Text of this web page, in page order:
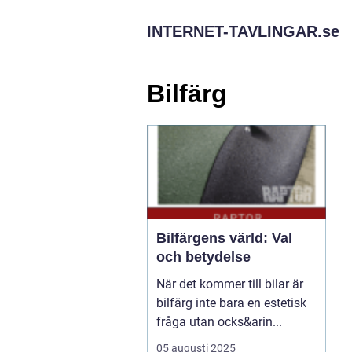
INTERNET-TAVLINGAR.se
Bilfärg
Bilfärgens värld: Val
och betydelse
När det kommer till bilar är
bilfärg inte bara en estetisk
fråga utan ocks&arin...
05 augusti 2025